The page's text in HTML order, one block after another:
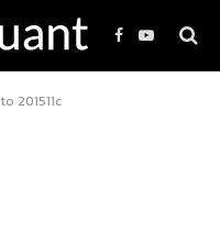
Facebook
YouTube
201511c